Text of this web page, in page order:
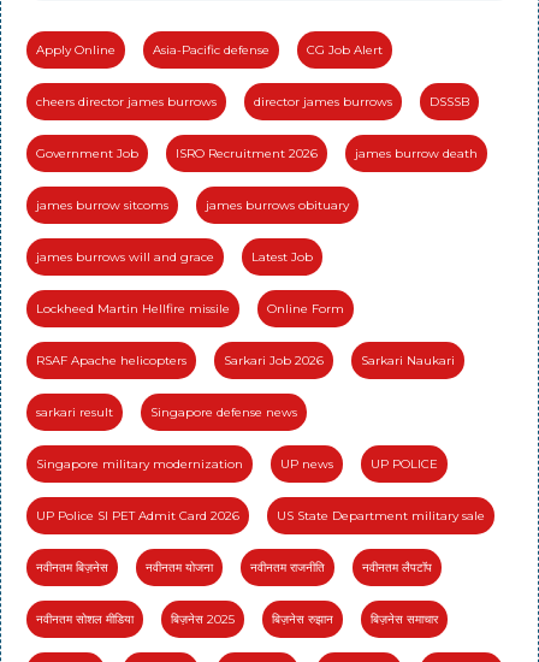
Apply Online Asia-Pacific defense CG Job Alert
cheers director james burrows director james burrows DSSSB
Government Job ISRO Recruitment 2026 james burrow death
james burrow sitcoms james burrows obituary
james burrows will and grace Latest Job
Lockheed Martin Hellfire missile Online Form
RSAF Apache helicopters Sarkari Job 2026 Sarkari Naukari
sarkari result Singapore defense news
Singapore military modernization UP news UP POLICE
UP Police SI PET Admit Card 2026 US State Department military sale
नवीनतम बिज़नेस नवीनतम योजना नवीनतम राजनीति नवीनतम लैपटॉप
नवीनतम सोशल मीडिया बिज़नेस 2025 बिज़नेस रुझान बिज़नेस समाचार